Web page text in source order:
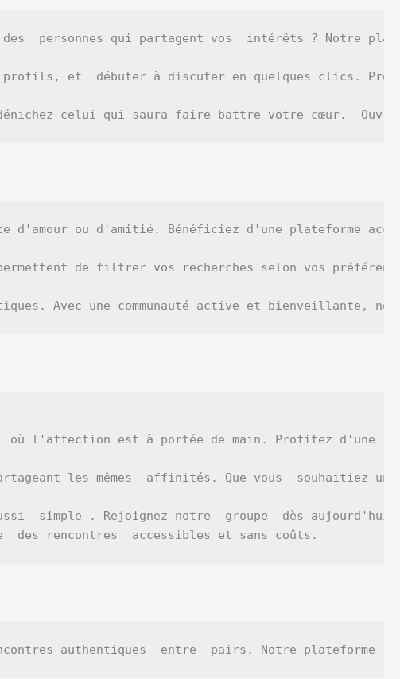
personnes qui partagent vos  intérêts ? Notre
et  débuter à discuter en quelques clics.
celui qui saura faire battre votre cœur.
ou d'amitié. Bénéficiez d'une plateforme
de filtrer vos recherches selon vos
où l'affection est à portée de main. Profitez
les mêmes  affinités. Que vous
simple . Rejoignez notre  groupe  dès aujourd'hui
des rencontres  accessibles et sans coûts.